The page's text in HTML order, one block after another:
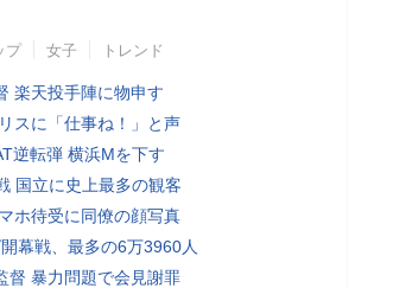
プ 女子 トレンド
楽天投手陣に物申す
スに「仕事ね！」と声
逆転弾 横浜Mを下す
国立に史上最多の観客
ホ待受に同僚の顔写真
幕戦、最多の6万3960人
督 暴力問題で会見謝罪